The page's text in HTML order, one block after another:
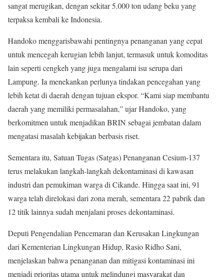
sangat merugikan, dengan sekitar 5.000 ton udang beku yang
terpaksa kembali ke Indonesia.
Handoko menggarisbawahi pentingnya penanganan yang cepat
untuk mencegah kerugian lebih lanjut, termasuk untuk komoditas
lain seperti cengkeh yang juga mengalami isu serupa dari
Lampung. Ia menekankan perlunya tindakan pencegahan yang
lebih ketat di daerah dengan tujuan ekspor. “Kami siap membantu
daerah yang memiliki permasalahan,” ujar Handoko, yang
berkomitmen untuk menjadikan BRIN sebagai jembatan dalam
mengatasi masalah kebijakan berbasis riset.
Sementara itu, Satuan Tugas (Satgas) Penanganan Cesium-137
terus melakukan langkah-langkah dekontaminasi di kawasan
industri dan pemukiman warga di Cikande. Hingga saat ini, 91
warga telah direlokasi dari zona merah, sementara 22 pabrik dan
12 titik lainnya sudah menjalani proses dekontaminasi.
Deputi Pengendalian Pencemaran dan Kerusakan Lingkungan
dari Kementerian Lingkungan Hidup, Rasio Ridho Sani,
menjelaskan bahwa penanganan dan mitigasi kontaminasi ini
menjadi prioritas utama untuk melindungi masyarakat dan